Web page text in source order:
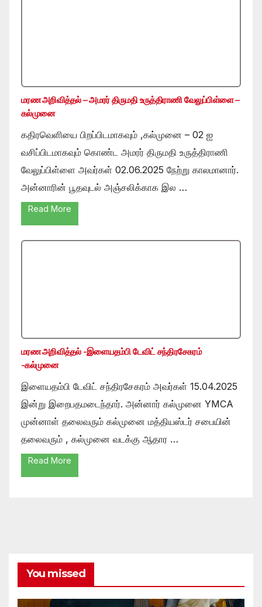
மரண அறிவித்தல் – அமரர் திருமதி உருத்திராணி வேலுப்பிள்ளை –
கல்முனை
கதிரவெளியை பிறப்பிடமாகவும் ,கல்முனை – 02 ஐ
வசிப்பிடமாகவும் கொண்ட அமரர் திருமதி உருத்திராணி
வேலுப்பிள்ளை அவர்கள் 02.06.2025 நேற்று காலமானார்.
அன்னாரின் பூதவுடல் அஞ்சலிக்காக இல …
Read More
மரண அறிவித்தல் -இளையதம்பி டேவிட் சந்திரசேகரம்
-கல்முனை
இளையதம்பி டேவிட் சந்திரசேகரம் அவர்கள் 15.04.2025
இன்று இறைபதமடைந்தார். அன்னார் கல்முனை YMCA
முன்னாள் தலைவரும் கல்முனை மத்தியஸ்டர் சபையின்
தலைவரும் , கல்முனை வடக்கு ஆதார …
Read More
You missed